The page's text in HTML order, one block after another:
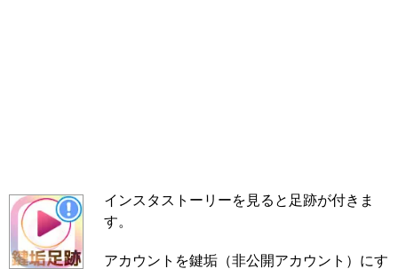
インスタストーリーを見ると足跡が付きま
す。
アカウントを鍵垢（非公開アカウント）にす